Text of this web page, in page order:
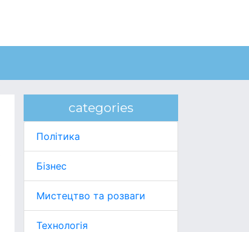
categories
Політика
Бізнес
Мистецтво та розваги
Технологія